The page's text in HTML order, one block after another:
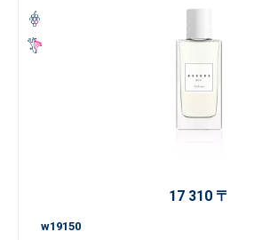
17 310 〒
w19150